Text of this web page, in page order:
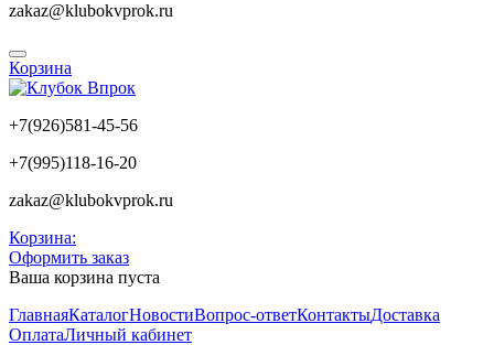
zakaz@klubokvprok.ru
Корзина
+7(926)581-45-56
+7(995)118-16-20
zakaz@klubokvprok.ru
Корзина:
Оформить заказ
Ваша корзина пуста
ГлавнаяКаталогНовостиВопрос-ответКонтактыДоставка
ОплатаЛичный кабинет